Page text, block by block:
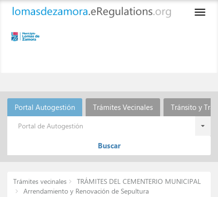
Portal Autogestión Trámites Vecinales Tránsito y
Portal de Autogestión
Buscar
Trámites vecinales
TRÁMITES DEL CEMENTERIO MUNICIPAL
Arrendamiento y Renovación de Sepultura